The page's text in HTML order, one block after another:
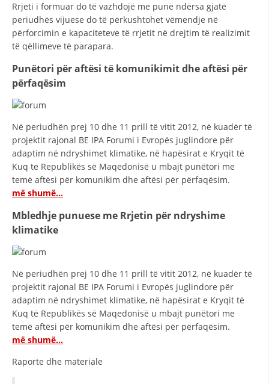
Rrjeti i formuar do të vazhdojë me punë ndërsa gjatë
periudhës vijuese do të përkushtohet vëmendje në
përforcimin e kapaciteteve të rrjetit në drejtim të realizimit
të qëllimeve të parapara.
Punëtori për aftësi të komunikimit dhe aftësi për
përfaqësim
Në periudhën prej 10 dhe 11 prill të vitit 2012, në kuadër të
projektit rajonal BE IPA Forumi i Evropës juglindore për
adaptim në ndryshimet klimatike, në hapësirat e Kryqit të
Kuq të Republikës së Maqedonisë u mbajt punëtori me
temë aftësi për komunikim dhe aftësi për përfaqësim.
më shumë…
Mbledhje punuese me Rrjetin për ndryshime
klimatike
Në periudhën prej 10 dhe 11 prill të vitit 2012, në kuadër të
projektit rajonal BE IPA Forumi i Evropës juglindore për
adaptim në ndryshimet klimatike, në hapësirat e Kryqit të
Kuq të Republikës së Maqedonisë u mbajt punëtori me
temë aftësi për komunikim dhe aftësi për përfaqësim.
më shumë…
Raporte dhe materiale